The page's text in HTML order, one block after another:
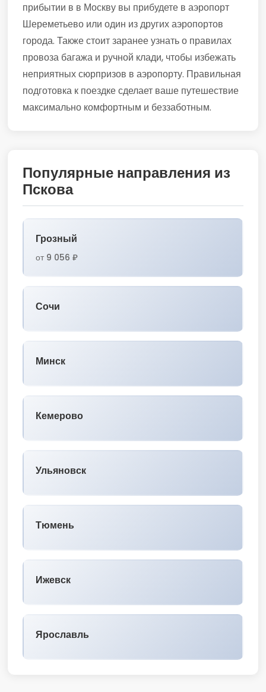
прибытии в в Москву вы прибудете в аэропорт
Шереметьево или один из других аэропортов
города. Также стоит заранее узнать о правилах
провоза багажа и ручной клади, чтобы избежать
неприятных сюрпризов в аэропорту. Правильная
подготовка к поездке сделает ваше путешествие
максимально комфортным и беззаботным.
Популярные направления из
Пскова
Грозный
от 9 056 ₽
Сочи
Минск
Кемерово
Ульяновск
Тюмень
Ижевск
Ярославль